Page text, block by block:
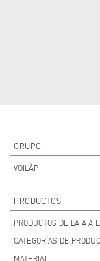
GRUPO
VOILÀP
PRODUCTOS
PRODUCTOS DE LA A A
CATEGORÍAS DE
MATERIAL